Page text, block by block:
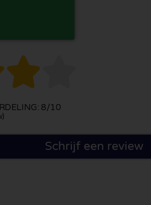

8/10
Schrijf een review